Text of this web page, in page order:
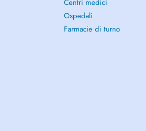
Centri medici
Ospedali
Farmacie di turno